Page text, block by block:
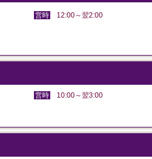
営時
12:00～翌2:00
営時
10:00～翌3:00